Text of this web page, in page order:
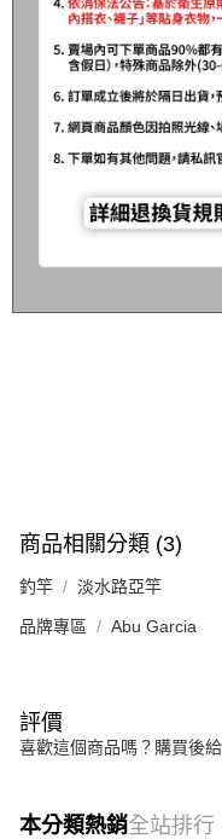
商品相關分類 (3)
釣竿 淡水路亞竿
品牌專區 Abu Garcia
評價
喜歡這個商品嗎？購買後
本分類熱銷全站排行